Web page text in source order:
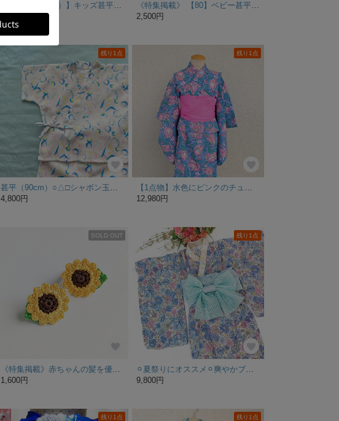
【Lサイズ（120）】キッズ甚平（ギンガムチェック）
《特集掲載》 【80】ベビー甚平 赤いポピー
2,500円
残り1点
4,800円
残り1点
12,980円
SOLD OUT
《特集掲載》赤ちゃんの髪を優しく結う 柔らかいヘアゴム ひまわりベビーヘアゴム
1,600円
残り1点
⚪︎夏祭りにオススメ⚪︎爽やかブルーフラワーのセパレート浴衣セット 100〜110サイズ
9,800円
残り1点 残り1点